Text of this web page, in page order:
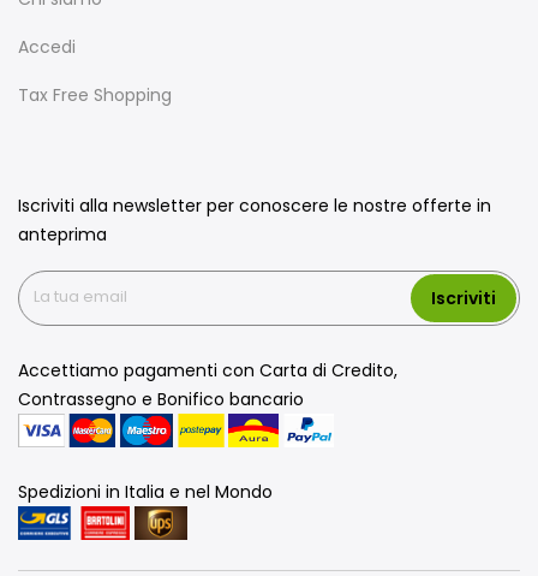
Accedi
Tax Free Shopping
Iscriviti alla newsletter per conoscere le nostre offerte in
anteprima
Iscriviti
Accettiamo pagamenti con Carta di Credito,
Contrassegno e Bonifico bancario
Spedizioni in Italia e nel Mondo